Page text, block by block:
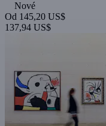
Nové
Od 145,20 US$
137,94 US$